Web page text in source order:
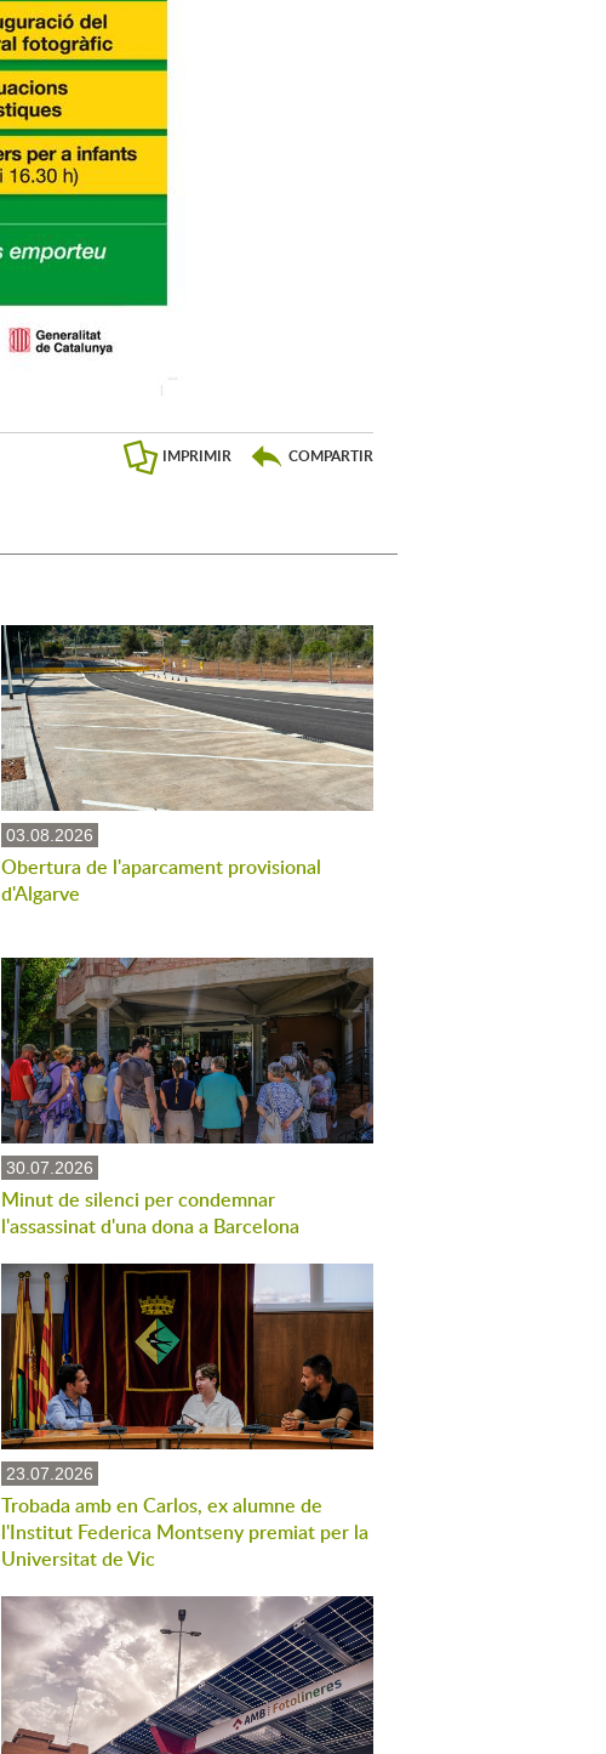
IMPRIMIR COMPARTIR
03.08.2026
Obertura de l'aparcament provisional
d'Algarve
30.07.2026
Minut de silenci per condemnar
l'assassinat d'una dona a Barcelona
23.07.2026
Trobada amb en Carlos, ex alumne de
l'Institut Federica Montseny premiat per la
Universitat de Vic